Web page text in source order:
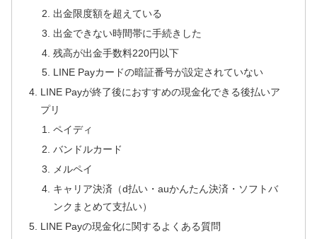
出金限度額を超えている
出金できない時間帯に手続きした
残高が出金手数料220円以下
LINE Payカードの暗証番号が設定されていない
LINE Payが終了後におすすめの現金化できる後払いア
プリ
ペイディ
バンドルカード
メルペイ
キャリア決済（d払い・auかんたん決済・ソフトバ
ンクまとめて支払い）
LINE Payの現金化に関するよくある質問